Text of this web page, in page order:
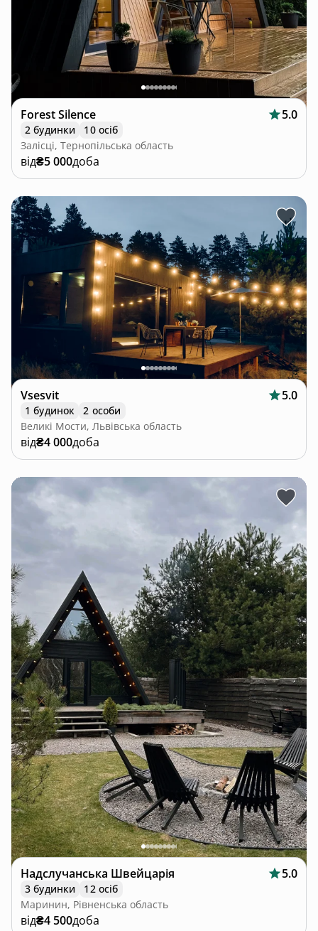
Forest Silence 5.0
2 будинки
10 осіб
Залісці, Тернопільська область
від₴5 000доба
Vsesvit 5.0
1 будинок
2 особи
Великі Мости, Львівська область
від₴4 000доба
Надслучанська Швейцарія 5.0
3 будинки
12 осіб
Маринин, Рівненська область
від₴4 500доба